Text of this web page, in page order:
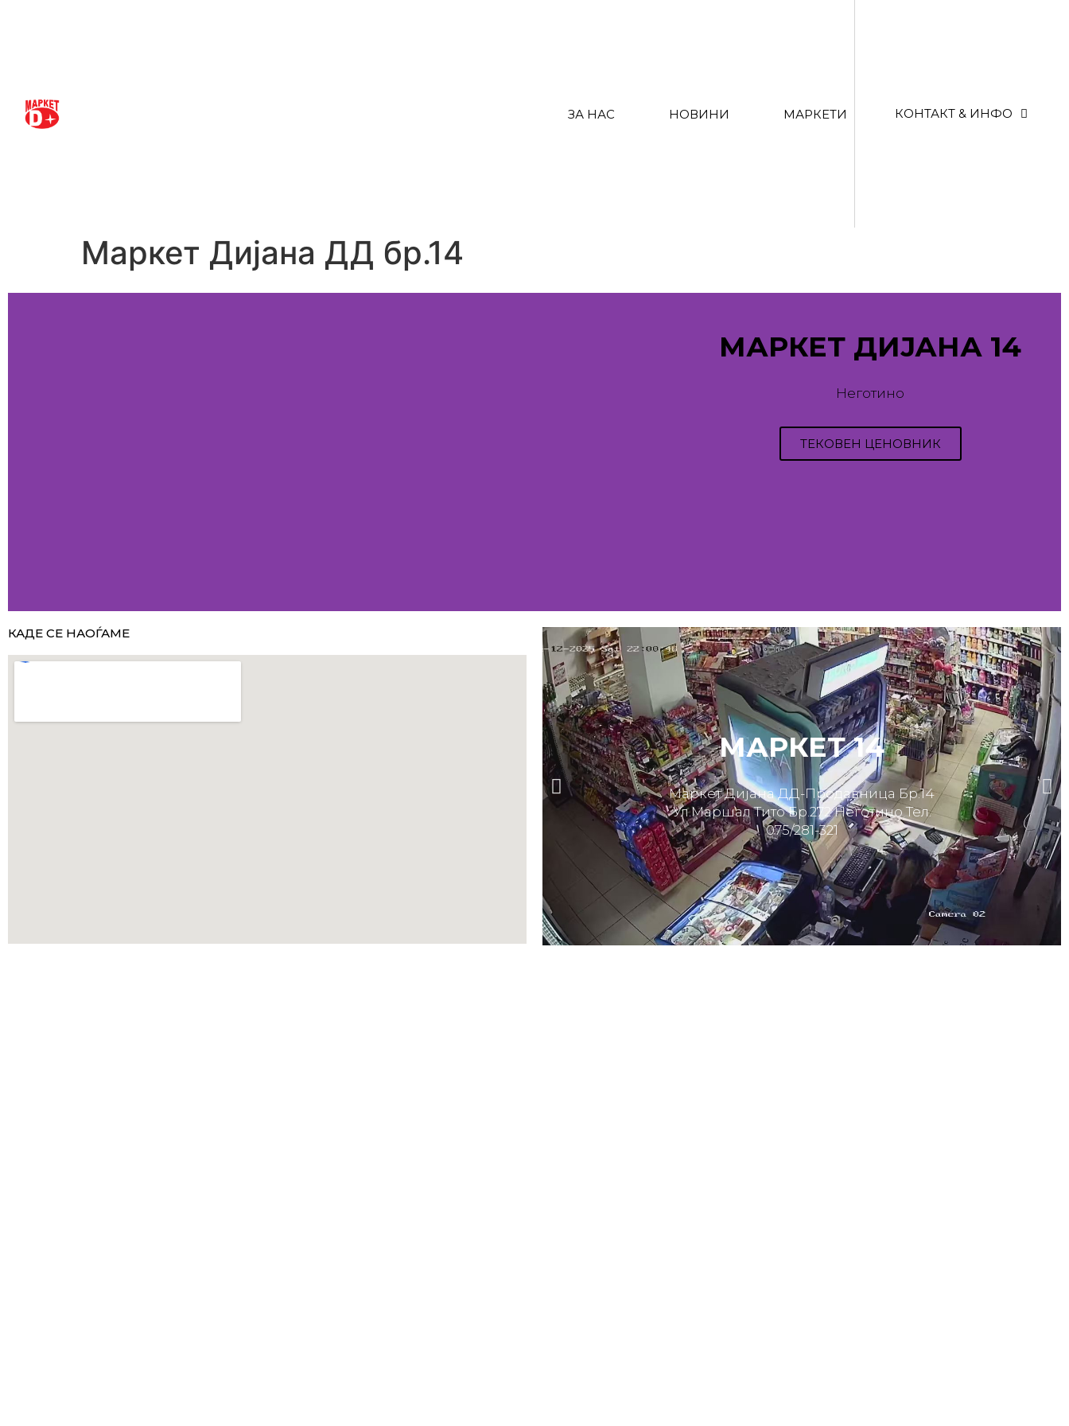
ЗА НАС НОВИНИ МАРКЕТИ КОНТАКТ & ИНФО
Маркет Дијана ДД бр.14
МАРКЕТ ДИЈАНА 14
Неготино
ТЕКОВЕН ЦЕНОВНИК
КАДЕ СЕ НАОЃАМЕ
МАРКЕТ 14
Маркет Дијана ДД-Продавница Бр.14
Ул.Маршал Тито Бр.272 Неготино Тел.
075/281-321